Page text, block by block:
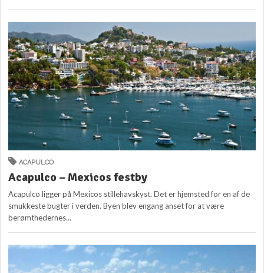
ACAPULCO
Acapulco – Mexicos festby
Acapulco ligger på Mexicos stillehavskyst. Det er hjemsted for en af de
smukkeste bugter i verden. Byen blev engang anset for at være
berømthedernes...